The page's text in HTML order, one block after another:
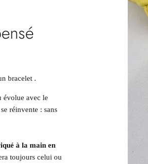
bracelet .
évolue avec le
réinvente : sans
à la main en
toujours celui ou